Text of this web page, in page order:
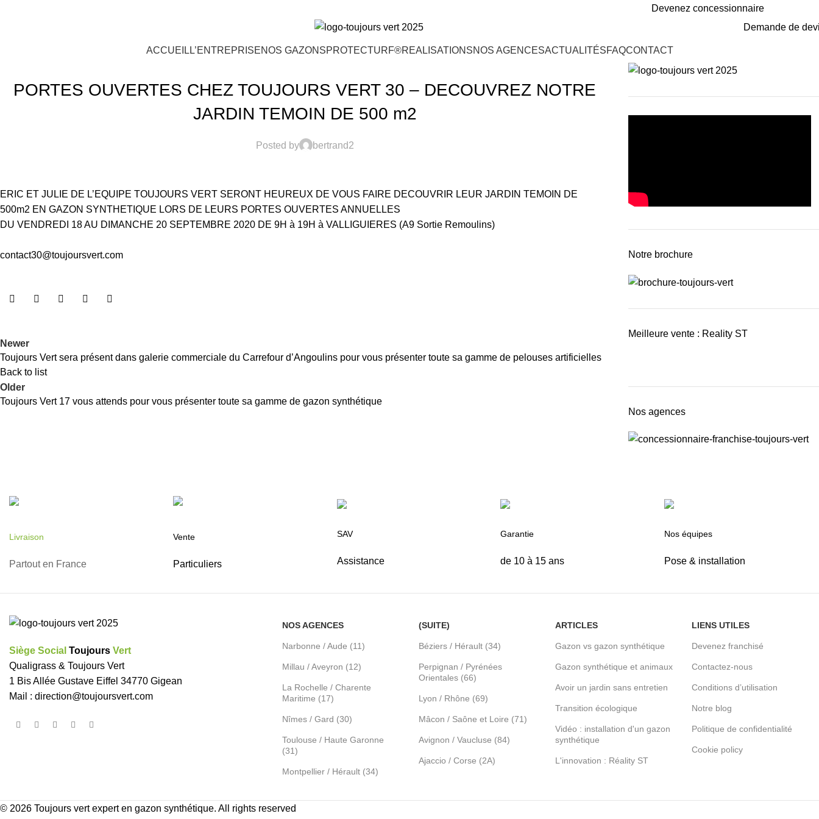
Devenez concessionnaire
Demande de
ACCUEIL L’ENTREPRISENOS GAZONSPROTECTURF®REALISATIONSNOS AGENCESACTUALITÉSFAQCONTACT
PORTES OUVERTES CHEZ TOUJOURS VERT 30 – DECOUVREZ NOTRE
JARDIN TEMOIN DE 500 m2
Posted by bertrand2
ERIC ET JULIE DE L’EQUIPE TOUJOURS VERT SERONT HEUREUX DE VOUS FAIRE DECOUVRIR LEUR JARDIN TEMOIN DE
500m2 EN GAZON SYNTHETIQUE LORS DE LEURS PORTES OUVERTES ANNUELLES
DU VENDREDI 18 AU DIMANCHE 20 SEPTEMBRE 2020 DE 9H à 19H à VALLIGUIERES (A9 Sortie Remoulins)
contact30@toujoursvert.com
Newer
Toujours Vert sera présent dans galerie commerciale du Carrefour d’Angoulins pour vous présenter toute sa gamme de pelouses artificielles
Back to list
Older
Toujours Vert 17 vous attends pour vous présenter toute sa gamme de gazon synthétique
Notre brochure
Meilleure vente : Reality ST
Nos agences
Livraison
Partout en France
Vente
Particuliers
SAV
Assistance
Garantie
de 10 à 15 ans
Nos équipes
Pose & installation
Siège Social Toujours Vert
Qualigrass & Toujours Vert
1 Bis Allée Gustave Eiffel 34770 Gigean
Mail : direction@toujoursvert.com
NOS AGENCES
Narbonne / Aude (11)
Millau / Aveyron (12)
La Rochelle / Charente
Maritime (17)
Nîmes / Gard (30)
Toulouse / Haute Garonne
(31)
Montpellier / Hérault (34)
(SUITE)
Béziers / Hérault (34)
Perpignan / Pyrénées
Orientales (66)
Lyon / Rhône (69)
Mâcon / Saône et Loire (71)
Avignon / Vaucluse (84)
Ajaccio / Corse (2A)
ARTICLES
Gazon vs gazon synthétique
Gazon synthétique et animaux
Avoir un jardin sans entretien
Transition écologique
Vidéo : installation d'un gazon
synthétique
L'innovation : Réality ST
LIENS UTILES
Devenez franchisé
Contactez-nous
Conditions d’utilisation
Notre blog
Politique de confidentialité
Cookie policy
© 2026 Toujours vert expert en gazon synthétique. All rights reserved